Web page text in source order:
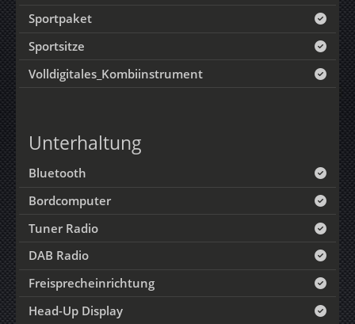
Sportpaket
Sportsitze
Volldigitales_Kombiinstrument
Unterhaltung
Bluetooth
Bordcomputer
Tuner Radio
DAB Radio
Freisprecheinrichtung
Head-Up Display